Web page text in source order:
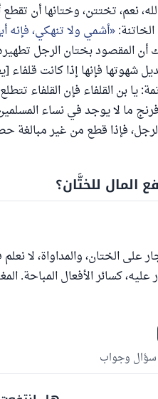
نعم، تختتن، وختانها أن
أشمي ولا تنهكي، فإنه
أن المقصود بختان الرجل
شهوتها فإنها إذا كانت
يا بن القلفاء فإن القلفاء
ما لا يوجد في نساء
فإذا قطع من غير مبالغة
المال للختَّان؟
على الختان، والمداواة، لا
كسائر الأفعال المباحة. المغني (5
سؤال وجواب